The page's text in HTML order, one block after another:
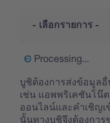
Processing...
บูชิต้องการส่งข้อมูล
เช่น แอพพริเคชันโน๊
ออนไลน์และคำเชิญ
นั้นทางบูชิจึงต้องกา